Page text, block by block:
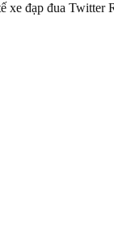
xe đạp đua Twitter